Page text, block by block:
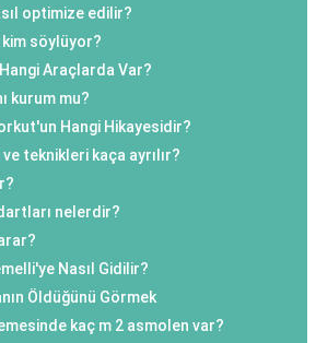
optimize edilir?
kim söylüyor?
Araçlarda Var?
kurum mu?
Hangi Hikayesidir?
teknikleri kaça ayrılır?
nelerdir?
Nasıl Gidilir?
Öldüğünü Görmek
kaç m 2 asmolen var?